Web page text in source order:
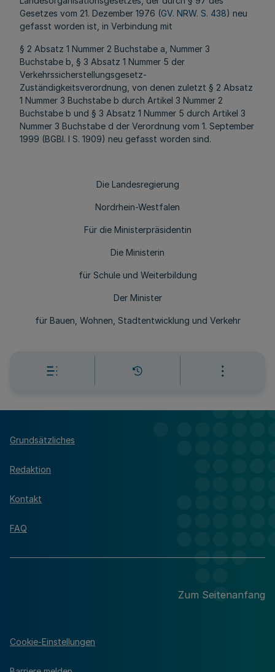
Gesetzes vom 21. Dezember 1976 (GV. NRW. S. 438) neu
gefasst worden ist, in Verbindung mit
§ 2 Absatz 1 Nummer 2 Buchstabe a, Nummer 3
Buchstabe b, § 3 Absatz 1 Nummer 5 der
Verkehrssicherstellungsgesetz-
Zuständigkeitsverordnung, von denen zuletzt § 2 Absatz
1 Nummer 3 Buchstabe b durch Artikel 3 Nummer 2
Buchstabe b und § 3 Absatz 1 Nummer 5 durch Artikel 3
Nummer 3 Buchstabe d der Verordnung vom 1. September
1999 (BGBl. I S. 1909) neu gefasst worden sind.
Die Landesregierung
Nordrhein-Westfalen
Für die Ministerpräsidentin
Die Ministerin
für Schule und Weiterbildung
Der Minister
für Bauen, Wohnen, Stadtentwicklung und Verkehr
Grundsätzliches
Redaktion
Kontakt
FAQ
Zum Seitenanfang
Cookie-Einstellungen